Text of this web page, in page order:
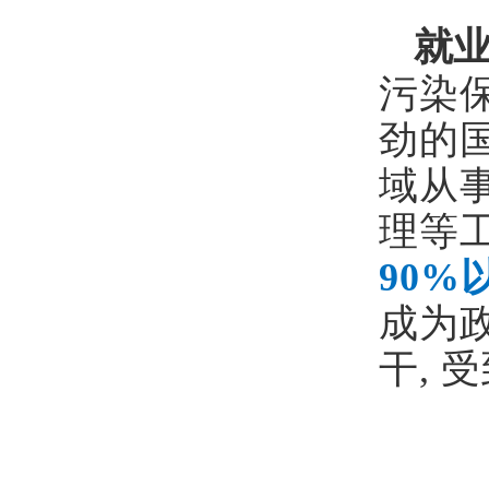
就
污染
劲的
域从
理等
90%
成为
干,